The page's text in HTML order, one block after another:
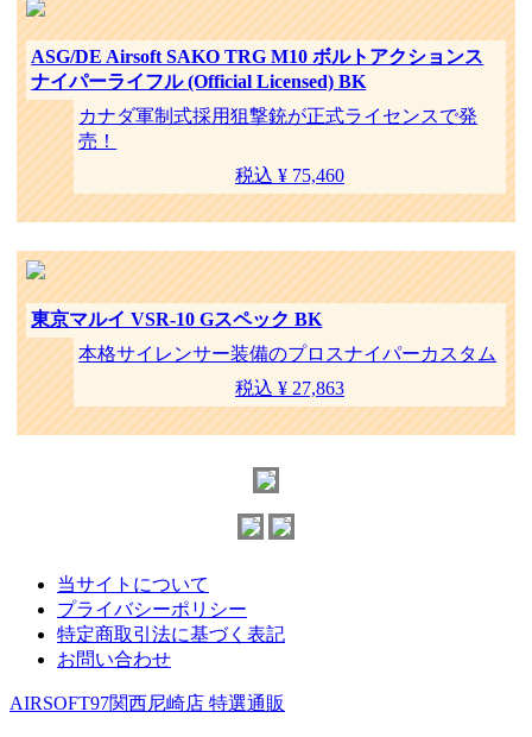
ASG/DE Airsoft SAKO TRG M10 ボルトアクションス
ナイパーライフル (Official Licensed) BK
カナダ軍制式採用狙撃銃が正式ライセンスで発
売！
税込 ¥ 75,460
東京マルイ VSR-10 Gスペック BK
本格サイレンサー装備のプロスナイパーカスタム
税込 ¥ 27,863
当サイトについて
プライバシーポリシー
特定商取引法に基づく表記
お問い合わせ
AIRSOFT97関西尼崎店 特選通販